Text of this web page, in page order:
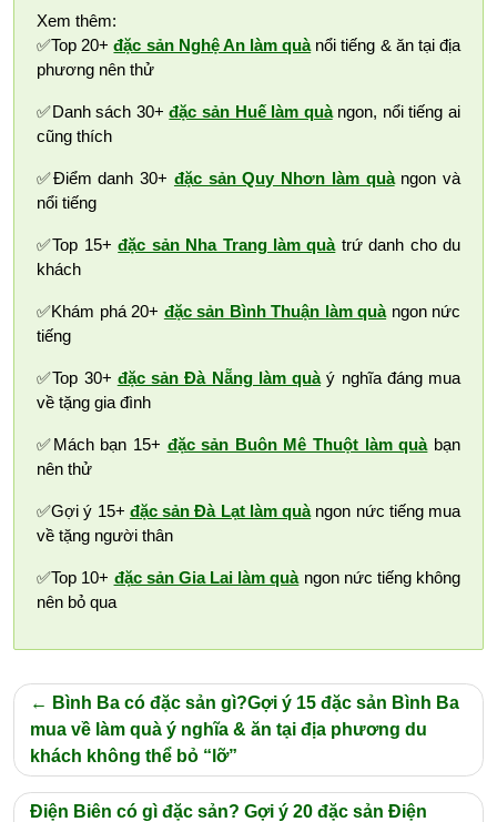
Xem thêm:
✅Top 20+đặc sản Nghệ An làm quànổi tiếng & ăn tại địa
phương nên thử
✅Danh sách 30+đặc sản Huế làm quàngon, nổi tiếng ai
cũng thích
✅Điểm danh 30+ đặc sản Quy Nhơn làm quàngon và
nổi tiếng
✅Top 15+đặc sản Nha Trang làm quàtrứ danh cho du
khách
✅Khám phá 20+ đặc sản Bình Thuận làm quàngon nức
tiếng
✅Top 30+ đặc sản Đà Nẵng làm quàý nghĩa đáng mua
về tặng gia đình
✅Mách bạn 15+ đặc sản Buôn Mê Thuột làm quàbạn
nên thử
✅Gợi ý 15+ đặc sản Đà Lạt làm quàngon nức tiếng mua
về tặng người thân
✅Top 10+ đặc sản Gia Lai làm quàngon nức tiếng không
nên bỏ qua
Điều
hướng
bài
viết
Bình Ba có đặc sản gì?Gợi ý 15 đặc sản Bình Ba
mua về làm quà ý nghĩa & ăn tại địa phương du
khách không thể bỏ “lỡ”
Điện Biên có gì đặc sản? Gợi ý 20 đặc sản Điện